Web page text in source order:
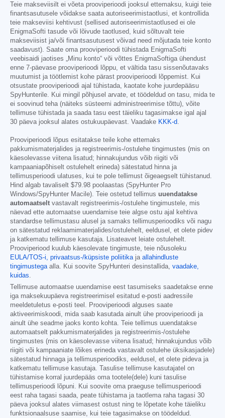
Teie makseviisilt ei võeta prooviperioodi jooksul ettemaksu, kuigi teie
finantsasutusele võidakse saata autoriseerimistaotlusi, et kontrollida
teie makseviisi kehtivust (sellised autoriseerimistaotlused ei ole
EnigmaSofti tasude või lõivude taotlused, kuid sõltuvalt teie
makseviisist ja/või finantsasutusest võivad need mõjutada teie konto
saadavust). Saate oma prooviperioodi tühistada EnigmaSofti
veebisaidi jaotises „Minu konto“ või võttes EnigmaSoftiga ühendust
enne 7-päevase prooviperioodi lõppu, et vältida tasu sissenõutavaks
muutumist ja töötlemist kohe pärast prooviperioodi lõppemist. Kui
otsustate prooviperioodi ajal tühistada, kaotate kohe juurdepääsu
SpyHunterile. Kui mingil põhjusel arvate, et töödeldud on tasu, mida te
ei soovinud teha (näiteks süsteemi administreerimise tõttu), võite
tellimuse tühistada ja saada tasu eest täieliku tagasimakse igal ajal
30 päeva jooksul alates ostukuupäevast. Vaadake KKK-d.
Prooviperioodi lõpus esitatakse teile kohe ettemaks
pakkumismaterjalides ja registreerimis-/ostulehe tingimustes (mis on
käesolevasse viitena lisatud; hinnakujundus võib riigiti või
kampaaniapõhiselt ostulehelt erineda) sätestatud hinna ja
tellimusperioodi ulatuses, kui te pole tellimust õigeaegselt tühistanud.
Hind algab tavaliselt $79.98 poolaastas (SpyHunter Pro
Windows/SpyHunter Macile). Teie ostetud tellimus uuendatakse
automaatselt vastavalt registreerimis-/ostulehe tingimustele, mis
näevad ette automaatse uuendamise teie algse ostu ajal kehtiva
standardse tellimustasu alusel ja samaks tellimusperioodiks või nagu
on sätestatud reklaamimaterjalides/ostulehelt, eeldusel, et olete pidev
ja katkematu tellimuse kasutaja. Lisateavet leiate ostulehelt.
Prooviperiood kuulub käesolevate tingimuste, teie nõusoleku
EULA/TOS-i, privaatsus-/küpsiste poliitikaja allahindluste
tingimustegaalla. Kui soovite SpyHunteri desinstallida, vaadake,
kuidas.
Tellimuse automaatse uuendamise eest tasumiseks saadetakse enne
iga maksekuupäeva registreerimisel esitatud e-posti aadressile
meeldetuletus e-posti teel. Prooviperioodi alguses saate
aktiveerimiskoodi, mida saab kasutada ainult ühe prooviperioodi ja
ainult ühe seadme jaoks konto kohta. Teie tellimus uuendatakse
automaatselt pakkumismaterjalides ja registreerimis-/ostulehe
tingimustes (mis on käesolevasse viitena lisatud; hinnakujundus võib
riigiti või kampaaniate lõikes erineda vastavalt ostulehe üksikasjadele)
sätestatud hinnaga ja tellimusperioodiks, eeldusel, et olete pideva ja
katkematu tellimuse kasutaja. Tasulise tellimuse kasutajatel on
tühistamise korral juurdepääs oma tootele(dele) kuni tasulise
tellimusperioodi lõpuni. Kui soovite oma praeguse tellimusperioodi
eest raha tagasi saada, peate tühistama ja taotlema raha tagasi 30
päeva jooksul alates viimasest ostust ning te lõpetate kohe täieliku
funktsionaalsuse saamise, kui teie tagasimakse on töödeldud.